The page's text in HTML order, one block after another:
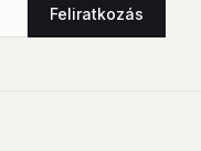
Feliratkozás